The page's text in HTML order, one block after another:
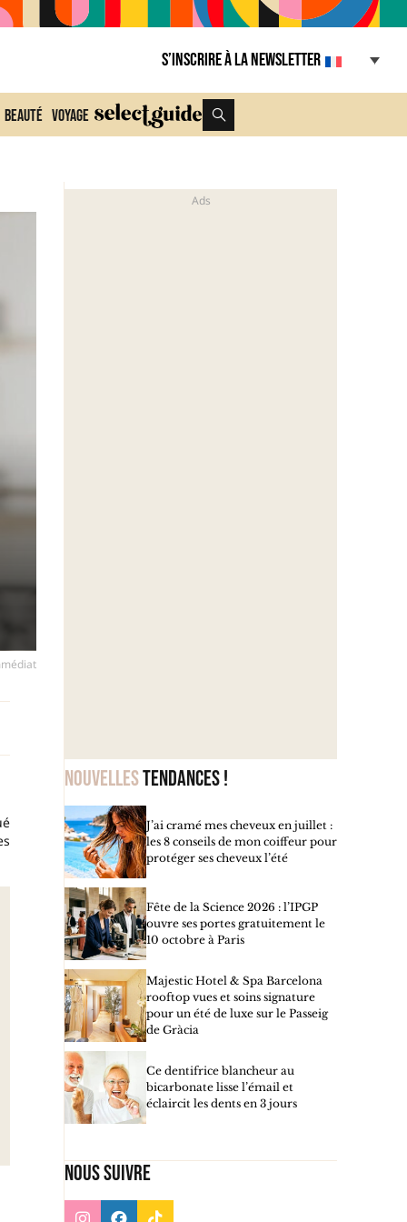
S’inscrire à la Newsletter
Beauté Voyage
Nouvellestendances !
J’ai cramé mes cheveux en juillet :
les 8 conseils de mon coiffeur pour
protéger ses cheveux l’été
Fête de la Science 2026 : l’IPGP
ouvre ses portes gratuitement le
10 octobre à Paris
Majestic Hotel & Spa Barcelona
rooftop vues et soins signature
pour un été de luxe sur le Passeig
de Gràcia
Ce dentifrice blancheur au
bicarbonate lisse l’émail et
éclaircit les dents en 3 jours
Nous suivre